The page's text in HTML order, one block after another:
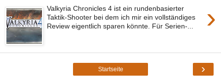
›
Valkyria Chronicles 4 ist ein rundenbasierter
Taktik-Shooter bei dem ich mir ein vollständiges
Review eigentlich sparen könnte. Für Serien-...
›
Startseite